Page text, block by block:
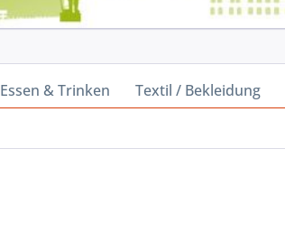
Essen & Trinken Textil / Bekleidung